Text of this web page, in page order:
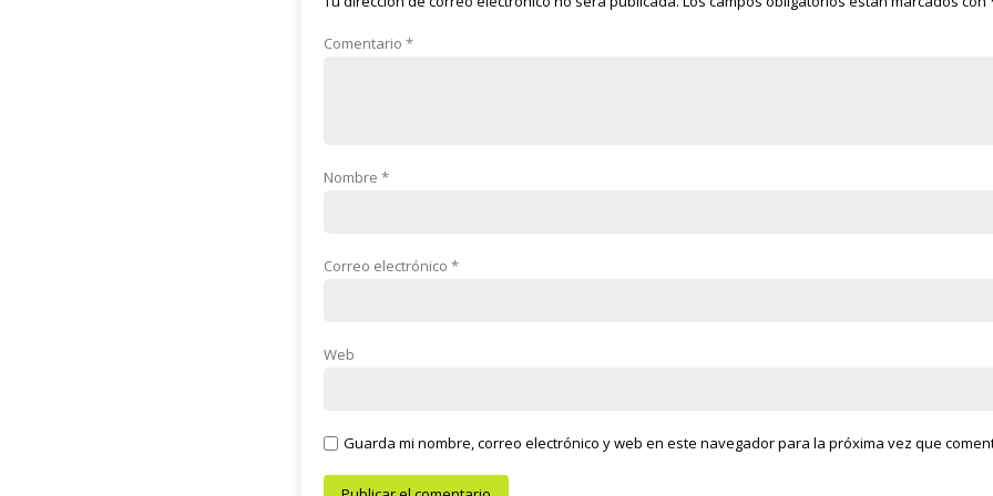
Comentario *
Nombre *
Correo electrónico *
Web
Guarda mi nombre, correo electrónico y web en este navegador para la próxima vez que